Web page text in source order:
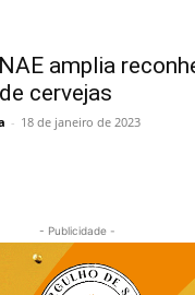
amplia
cervejas
- 18 de janeiro de 2023
- Publicidade -